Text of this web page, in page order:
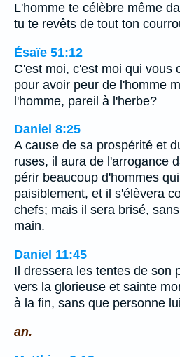
L'homme te célèbre même
tu te revêts de tout ton
Ésaïe 51:12
C'est moi, c'est moi qui vous
pour avoir peur de l'homme
l'homme, pareil à l'herbe?
Daniel 8:25
A cause de sa prospérité et
ruses, il aura de l'arrogance
périr beaucoup d'hommes
paisiblement, et il s'élèvera
chefs; mais il sera brisé,
main.
Daniel 11:45
Il dressera les tentes de son
vers la glorieuse et sainte
à la fin, sans que personne
an.